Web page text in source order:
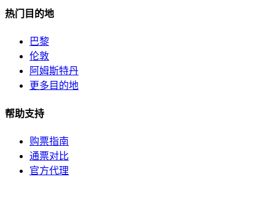
热门目的地
巴黎
伦敦
阿姆斯特丹
更多目的地
帮助支持
购票指南
通票对比
官方代理